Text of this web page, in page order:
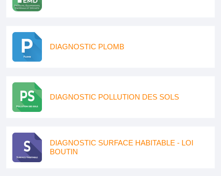
DIAGNOSTIC PLOMB
DIAGNOSTIC POLLUTION DES SOLS
DIAGNOSTIC SURFACE HABITABLE - LOI
BOUTIN